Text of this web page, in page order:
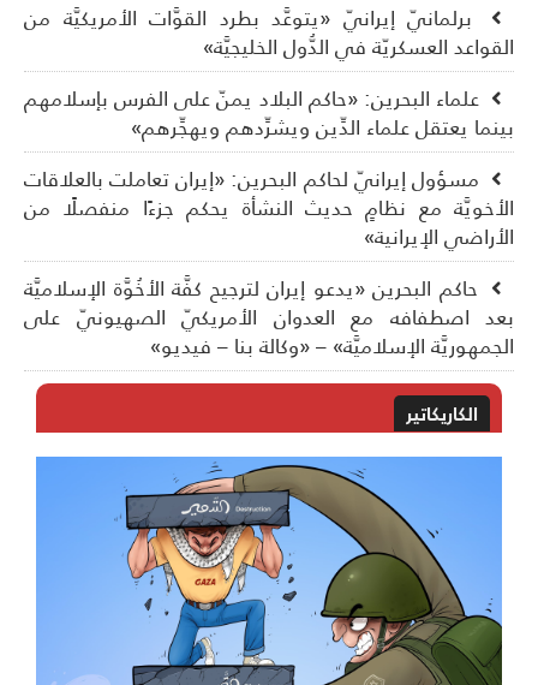
برلمانيّ إيرانيّ «يتوعَّد بطرد القوَّات الأمريكيَّة من
العسكريّة في الدُّول الخليجيَّة»
علماء البحرين: «حاكم البلاد يمنّ على الفرس بإسلامهم
يعتقل علماء الدِّين ويشرِّدهم ويهجِّرهم»
مسؤول إيرانيّ لحاكم البحرين: «إيران تعاملت بالعلاقات
مع نظامٍ حديث النشأة يحكم جزءًا منفصلًا من
الإيرانية»
حاكم البحرين «يدعو إيران لترجيح كفَّة الأخُوَّة الإسلاميَّة
اصطفافه مع العدوان الأمريكيّ الصهيونيّ على
الإسلاميَّة» – «وكالة بنا – فيديو»
الكاريكاتير